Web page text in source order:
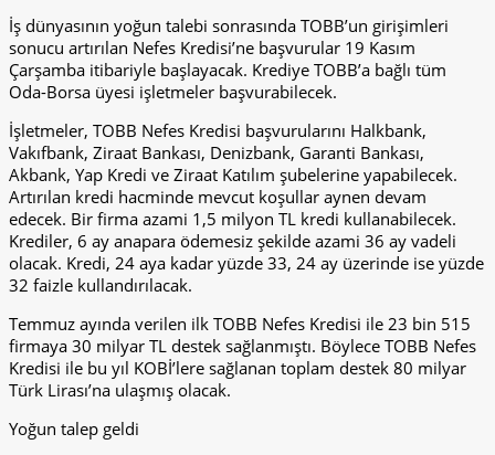
İş dünyasının yoğun talebi sonrasında TOBB’un girişimleri
sonucu artırılan Nefes Kredisi’ne başvurular 19 Kasım
Çarşamba itibariyle başlayacak. Krediye TOBB’a bağlı tüm
Oda-Borsa üyesi işletmeler başvurabilecek.
İşletmeler, TOBB Nefes Kredisi başvurularını Halkbank,
Vakıfbank, Ziraat Bankası, Denizbank, Garanti Bankası,
Akbank, Yap Kredi ve Ziraat Katılım şubelerine yapabilecek.
Artırılan kredi hacminde mevcut koşullar aynen devam
edecek. Bir firma azami 1,5 milyon TL kredi kullanabilecek.
Krediler, 6 ay anapara ödemesiz şekilde azami 36 ay vadeli
olacak. Kredi, 24 aya kadar yüzde 33, 24 ay üzerinde ise yüzde
32 faizle kullandırılacak.
Temmuz ayında verilen ilk TOBB Nefes Kredisi ile 23 bin 515
firmaya 30 milyar TL destek sağlanmıştı. Böylece TOBB Nefes
Kredisi ile bu yıl KOBİ’lere sağlanan toplam destek 80 milyar
Türk Lirası’na ulaşmış olacak.
Yoğun talep geldi